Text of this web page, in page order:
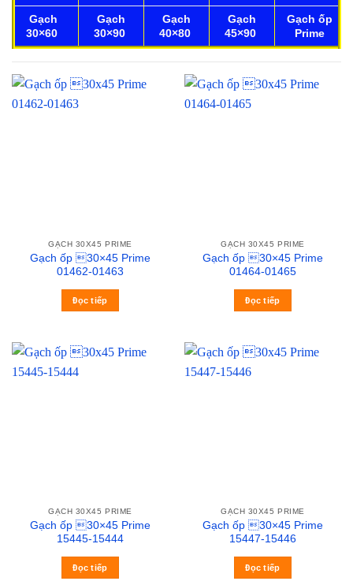
Gạch
30×60
Gạch
30×90
Gạch
40×80
Gạch
45×90
Gạch ốp
Prime
GẠCH 30X45 PRIME
Gạch ốp 30×45 Prime
01462-01463
Đọc tiếp
GẠCH 30X45 PRIME
Gạch ốp 30×45 Prime
01464-01465
Đọc tiếp
GẠCH 30X45 PRIME
Gạch ốp 30×45 Prime
15445-15444
Đọc tiếp
GẠCH 30X45 PRIME
Gạch ốp 30×45 Prime
15447-15446
Đọc tiếp